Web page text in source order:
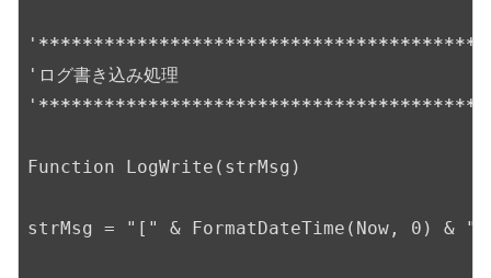
' ****************************************
'ログ書き込み処理
' ****************************************
Function LogWrite(strMsg)
strMsg = "[" & FormatDateTime(Now, 0) &